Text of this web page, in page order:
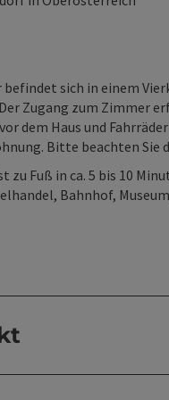
befindet sich in einem
Zugang zum Zimmer
dem Haus und
Bitte beachten Sie
zu Fuß in ca. 5 bis 10
Bahnhof,